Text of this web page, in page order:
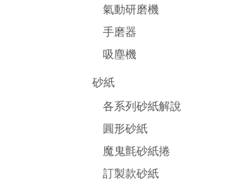
氣動研磨機
手磨器
吸塵機
砂紙
各系列砂紙解說
圓形砂紙
魔鬼氈砂紙捲
訂製款砂紙